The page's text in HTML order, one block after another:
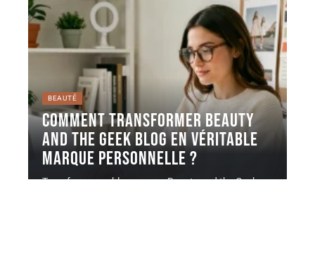
BEAUTÉ
Comment transformer Beauty
and the Geek Blog en véritable
marque personnelle ?
Transformer un blog comme Beauty and the Geek en